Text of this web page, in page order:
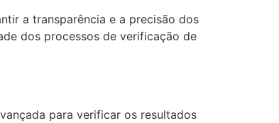
a transparência e a precisão dos
dos processos de verificação de
para verificar os resultados